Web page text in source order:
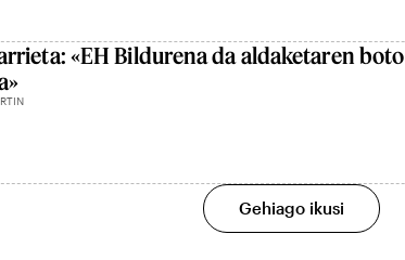
«EH Bildurena da aldaketaren boto
Gehiago ikusi